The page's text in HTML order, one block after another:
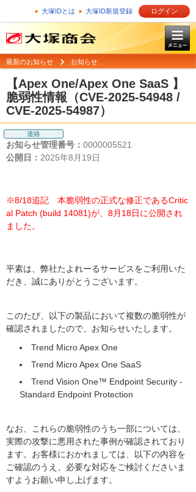
大塚IDとは 大塚ID新規登録 ログイン
最新のお知らせ お知らせ
【Apex One/Apex One SaaS 】
脆弱性情報（CVE-2025-54948 /
CVE-2025-54987）
連絡
お知らせ管理番号： 0000005521
公開日： 2025年8月19日
※8/18追記 本脆弱性の正式な修正であるCritic
al Patch (build 14081)が、8月18日に公開され
ました。
平素は、弊社たよれーるサービスをご利用いた
だき、誠にありがとうございます。
このたび、以下の製品において複数の脆弱性が
確認されましたので、お知らせいたします。
Trend Micro Apex One
Trend Micro Apex One SaaS
Trend Vision One™ Endpoint Security -
Standard Endpoint Protection
なお、これらの脆弱性のうち一部については、
実際の攻撃に悪用された事例が確認されており
ます。お客様におかれましては、以下の内容を
ご確認のうえ、必要な対応をご検討くださいま
すようお願い申し上げます。